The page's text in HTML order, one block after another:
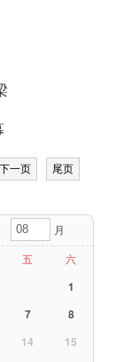
月
五 六
1
7
8
14
15
下一页 尾页